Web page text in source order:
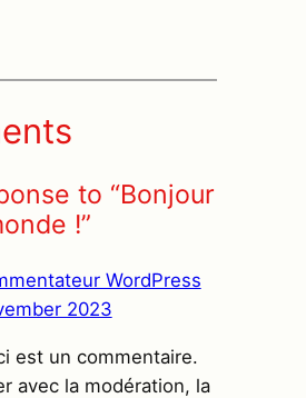
to “Bonjour
!”
WordPress
2023
est un commentaire.
avec la modération, la